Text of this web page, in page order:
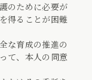
のために必要が
得ることが困難
な育成の推進の
て、本人の同意